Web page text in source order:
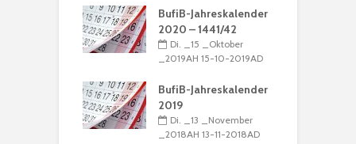
BufiB-Jahreskalender
2020 – 1441/42
Di. _15 _Oktober
_2019AH 15-10-2019AD
BufiB-Jahreskalender
2019
Di. _13 _November
_2018AH 13-11-2018AD